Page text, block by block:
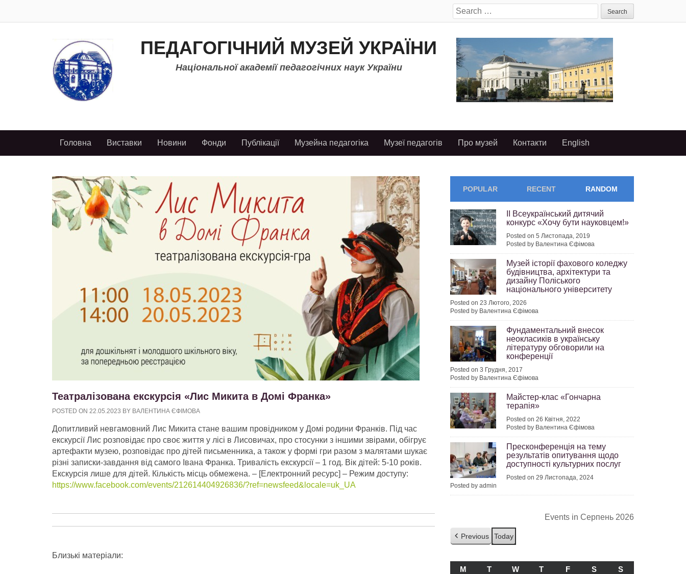
Search
for:
ПЕДАГОГІЧНИЙ МУЗЕЙ УКРАЇНИ
Національної академії педагогічних наук України
Головна Виставки Новини Фонди Публікації Музейна педагогіка Музеї педагогів Про музей Контакти English
Театралізована екскурсія «Лис Микита в Домі Франка»
POSTED ON 22.05.2023 BY ВАЛЕНТИНА ЄФІМОВА
Допитливий невгамовний Лис Микита стане вашим провідником у Домі родини Франків. Під час
екскурсії Лис розповідає про своє життя у лісі в Лисовичах, про стосунки з іншими звірами, обігрує
артефакти музею, розповідає про дітей письменника, а також у формі гри разом з малятами шукає
різні записки-завдання від самого Івана Франка. Тривалість екскурсії – 1 год. Вік дітей: 5-10 років.
Екскурсія лише для дітей. Кількість місць обмежена. – [Електронний ресурс] – Режим доступу:
https://www.facebook.com/events/212614404926836/?ref=newsfeed&locale=uk_UA
Близькі матеріали:
POPULAR RECENT RANDOM
II Всеукраїнський дитячий
конкурс «Хочу бути науковцем!»
Posted on 5 Листопада, 2019
Posted by Валентина Єфімова
Музей історії фахового коледжу
будівництва, архітектури та
дизайну Поліського
національного університету
Posted on 23 Лютого, 2026
Posted by Валентина Єфімова
Фундаментальний внесок
неокласиків в українську
літературу обговорили на
конференції
Posted on 3 Грудня, 2017
Posted by Валентина Єфімова
Майстер-клас «Гончарна
терапія»
Posted on 26 Квітня, 2022
Posted by Валентина Єфімова
Пресконференція на тему
результатів опитування щодо
доступності культурних послуг
Posted on 29 Листопада, 2024
Posted by admin
Events in Серпень 2026
Previous Today
M ПОНЕДІЛОК
T ВІВТОРОК
WСЕРЕДА
T ЧЕТВЕР
FП’ЯТНИЦЯ
S СУБОТА
S